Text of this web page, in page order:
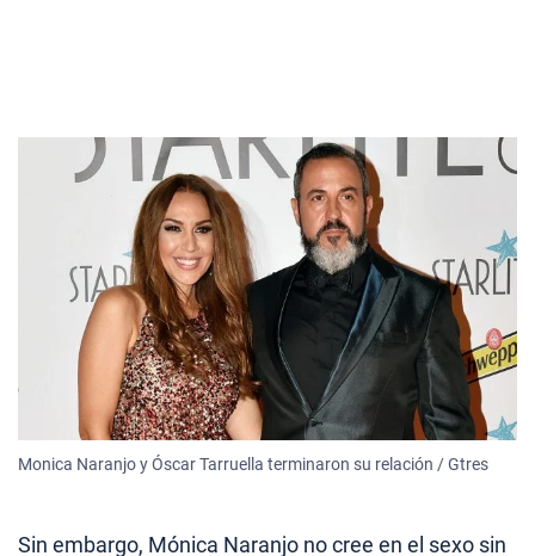
Monica Naranjo y Óscar Tarruella terminaron su relación / Gtres
Sin embargo, Mónica Naranjo no cree en el sexo sin